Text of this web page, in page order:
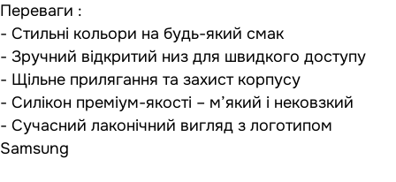
Переваги :
- Стильні кольори на будь-який смак
- Зручний відкритий низ для швидкого доступу
- Щільне прилягання та захист корпусу
- Силікон преміум-якості – м’який і нековзкий
- Сучасний лаконічний вигляд з логотипом
Samsung